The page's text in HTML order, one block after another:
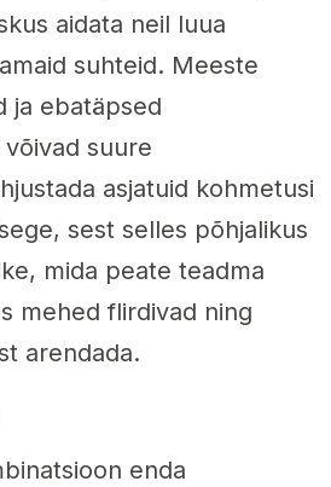
aidata neil luua
suhteid. Meeste
ja ebatäpsed
suure
asjatuid kohmetusi
sest selles põhjalikus
mida peate teadma
mehed flirdivad ning
arendada.
enda